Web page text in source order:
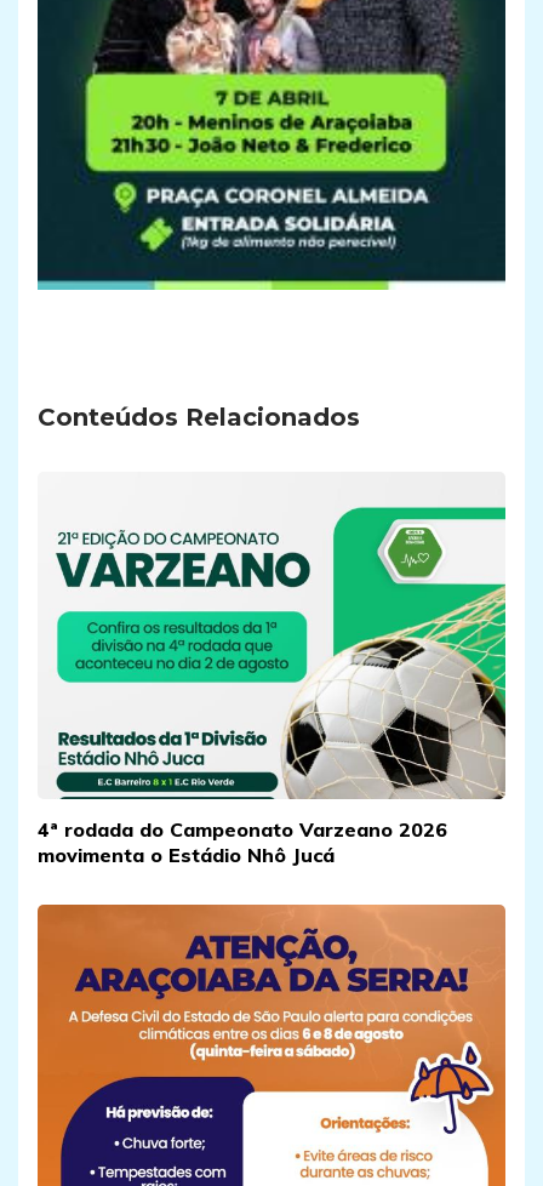
Conteúdos Relacionados
4ª rodada do Campeonato Varzeano 2026
movimenta o Estádio Nhô Jucá